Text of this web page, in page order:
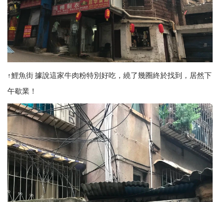
↑鯉魚街 據說這家牛肉粉特別好吃，繞了幾圈終於找到，居然下
午歇業！